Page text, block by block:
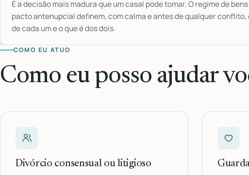
É a decisão mais madura que um casal pode tomar. O regime de
pacto antenupcial definem, com calma e antes de qualquer conflito,
de cada um e o que é dos dois.
COMO EU ATUO
Como eu posso ajudar
Divórcio consensual ou litigioso